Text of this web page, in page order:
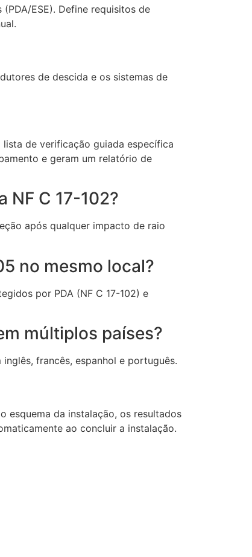
ESE). Define requisitos de
de descida e os sistemas de
lista de verificação guiada específica
e geram um relatório de
NF C 17-102?
após qualquer impacto de raio
no mesmo local?
por PDA (NF C 17-102) e
múltiplos países?
francês, espanhol e português.
esquema da instalação, os resultados
ao concluir a instalação.
ECLAIR